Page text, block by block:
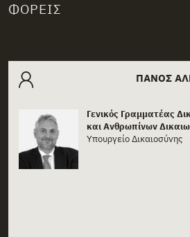
ΦΟΡΕΊΣ
Related actorsΠΆΝΟΣ
Actor card content
Γενικός Γραμματέας
και Ανθρωπίνων
Υπουργείο Δικαιοσύνης